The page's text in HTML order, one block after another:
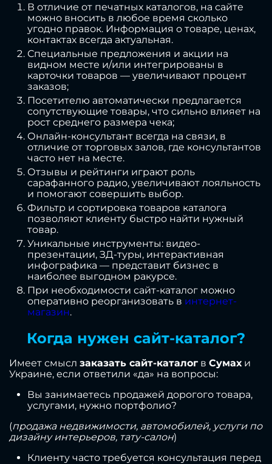
В отличие от печатных каталогов, на сайте
можно вносить в любое время сколько
угодно правок. Информация о товаре, ценах,
контактах всегда актуальная.
Специальные предложения и акции на
видном месте и/или интегрированы в
карточки товаров — увеличивают процент
заказов;
Посетителю автоматически предлагается
сопутствующие товары, что сильно влияет на
рост среднего размера чека;
Онлайн-консультант всегда на связи, в
отличие от торговых залов, где консультантов
часто нет на месте.
Отзывы и рейтинги играют роль
сарафанного радио, увеличивают лояльность
и помогают совершить выбор.
Фильтр и сортировка товаров каталога
позволяют клиенту быстро найти нужный
товар.
Уникальные инструменты: видео-
презентации, ЗД-туры, интерактивная
инфографика — представит бизнес в
наиболее выгодном ракурсе.
При необходимости сайт-каталог можно
оперативно реорганизовать в интернет-
магазин.
Когда нужен сайт-каталог?
Имеет смысл заказать сайт-каталог в Сумахи
Украине, если ответили «да» на вопросы:
Вы занимаетесь продажей дорогого товара,
услугами, нужно портфолио?
(продажа недвижимости, автомобилей, услуги по
дизайну интерьеров, тату-салон)
Клиенту часто требуется консультация перед